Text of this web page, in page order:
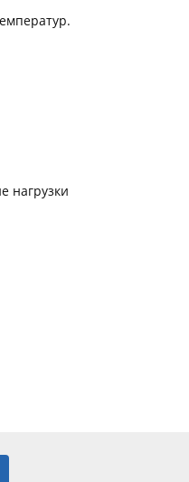
нагрузки